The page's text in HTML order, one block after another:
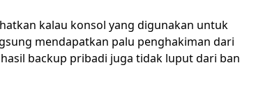
kalau konsol yang digunakan untuk
mendapatkan palu penghakiman dari
backup pribadi juga tidak luput dari ban